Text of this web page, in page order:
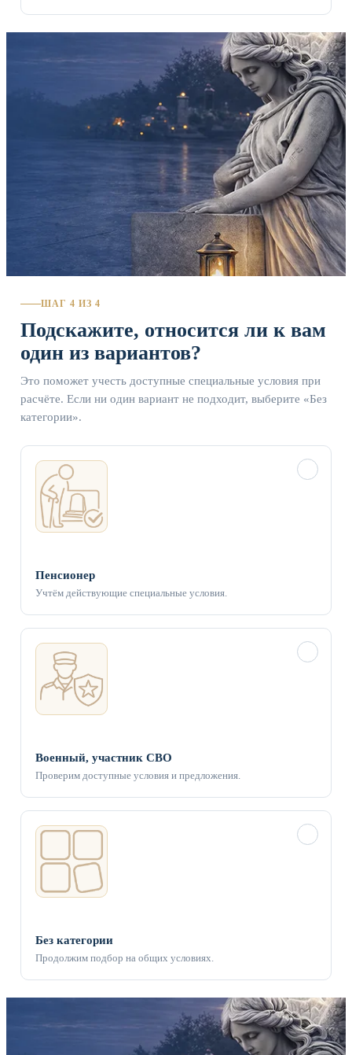
ШАГ 4 ИЗ 4
Подскажите, относится ли к вам
один из вариантов?
Это поможет учесть доступные специальные условия при
расчёте. Если ни один вариант не подходит, выберите «Без
категории».
Пенсионер
Учтём действующие специальные условия.
Военный, участник СВО
Проверим доступные условия и предложения.
Без категории
Продолжим подбор на общих условиях.